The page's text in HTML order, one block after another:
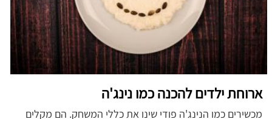
ארוחת ילדים להכנה כמו נינג'ה
מכשירים כמו הנינג'ה פודי שינו את כללי המשחק. הם מקלים